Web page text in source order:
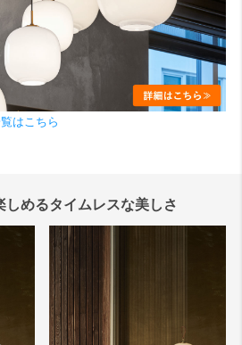
はこちら
しめるタイムレスな美しさ